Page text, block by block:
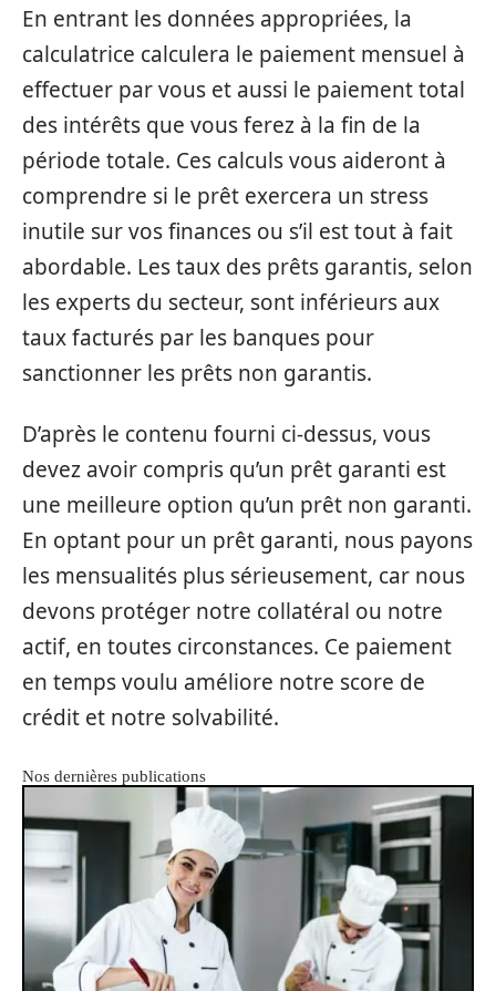
En entrant les données appropriées, la
calculatrice calculera le paiement mensuel à
effectuer par vous et aussi le paiement total
des intérêts que vous ferez à la fin de la
période totale. Ces calculs vous aideront à
comprendre si le prêt exercera un stress
inutile sur vos finances ou s’il est tout à fait
abordable. Les taux des prêts garantis, selon
les experts du secteur, sont inférieurs aux
taux facturés par les banques pour
sanctionner les prêts non garantis.
D’après le contenu fourni ci-dessus, vous
devez avoir compris qu’un prêt garanti est
une meilleure option qu’un prêt non garanti.
En optant pour un prêt garanti, nous payons
les mensualités plus sérieusement, car nous
devons protéger notre collatéral ou notre
actif, en toutes circonstances. Ce paiement
en temps voulu améliore notre score de
crédit et notre solvabilité.
Nos dernières publications